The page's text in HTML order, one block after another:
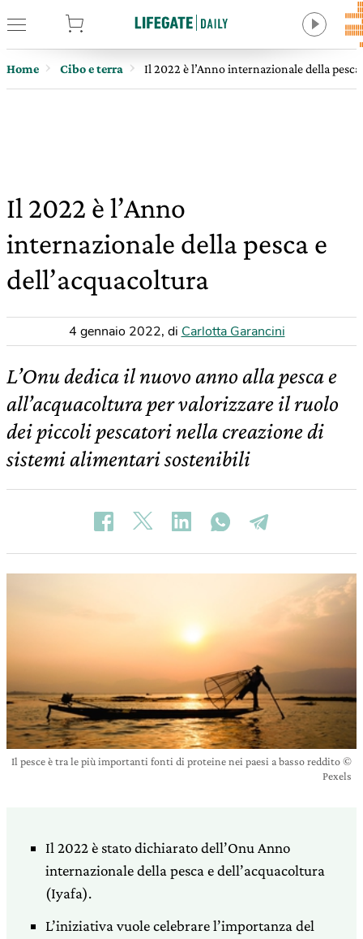
Home Cibo e terra Il 2022 è l’Anno internazionale della
Il 2022 è l’Anno
internazionale della pesca e
dell’acquacoltura
4 gennaio 2022, di Carlotta Garancini
L’Onu dedica il nuovo anno alla pesca e
all’acquacoltura per valorizzare il ruolo
dei piccoli pescatori nella creazione di
sistemi alimentari sostenibili
Il pesce è tra le più importanti fonti di proteine nei paesi a basso reddito ©
Pexels
Il 2022 è stato dichiarato dell’Onu Anno
internazionale della pesca e dell’acquacoltura
(Iyafa).
L’iniziativa vuole celebrare l’importanza del